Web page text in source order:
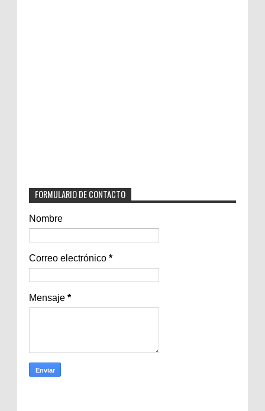
FORMULARIO DE CONTACTO
Nombre
Correo electrónico *
Mensaje *